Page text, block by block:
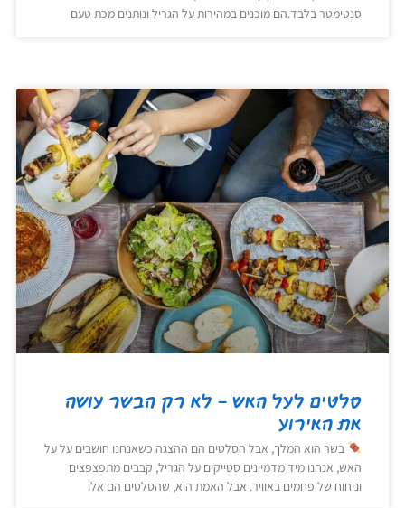
סנטימטר בלבד.הם מוכנים במהירות על הגריל ונותנים מכת טעם
סלטים לעל האש – לא רק הבשר עושה
את האירוע
בשר הוא המלך, אבל הסלטים הם ההצגה כשאנחנו חושבים על על
האש, אנחנו מיד מדמיינים סטייקים על הגריל, קבבים מתפצפצים
וניחוח של פחמים באוויר. אבל האמת היא, שהסלטים הם אלו